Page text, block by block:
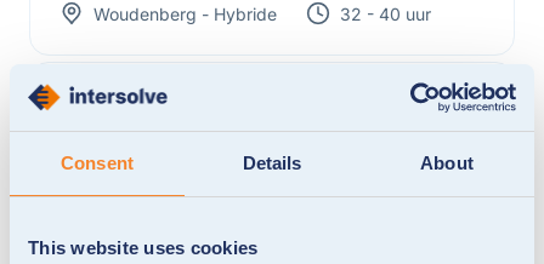
Consent Details About
This website uses cookies
Woudenberg - Hybride 32 - 40 uur
Application Support
Specialist
Customer Support
Solliciteer nu
Houd grip op een applicatielandschap dat continu in
zorg jij dat onze systemen stabiel, betrouwbaar en